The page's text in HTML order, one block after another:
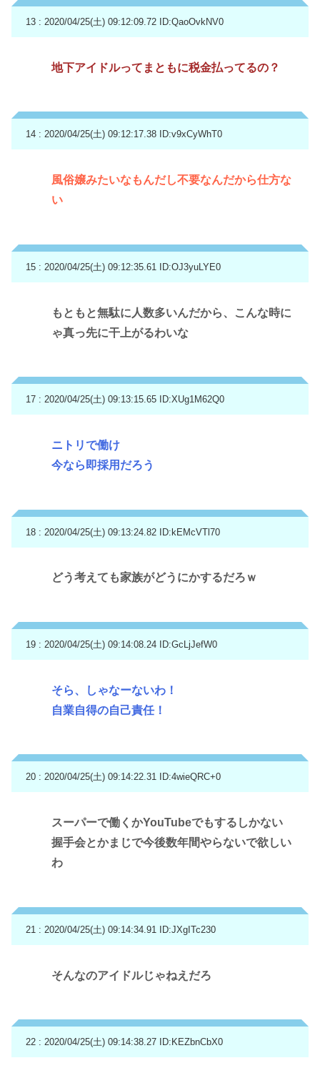
13 : 2020/04/25(土) 09:12:09.72 ID:QaoOvkNV0
地下アイドルってまともに税金払ってるの？
14 : 2020/04/25(土) 09:12:17.38 ID:v9xCyWhT0
風俗嬢みたいなもんだし不要なんだから仕方な
い
15 : 2020/04/25(土) 09:12:35.61 ID:OJ3yuLYE0
もともと無駄に人数多いんだから、こんな時に
ゃ真っ先に干上がるわいな
17 : 2020/04/25(土) 09:13:15.65 ID:XUg1M62Q0
ニトリで働け
今なら即採用だろう
18 : 2020/04/25(土) 09:13:24.82 ID:kEMcVTl70
どう考えても家族がどうにかするだろｗ
19 : 2020/04/25(土) 09:14:08.24 ID:GcLjJefW0
そら、しゃなーないわ！
自業自得の自己責任！
20 : 2020/04/25(土) 09:14:22.31 ID:4wieQRC+0
スーパーで働くかYouTubeでもするしかない
握手会とかまじで今後数年間やらないで欲しい
わ
21 : 2020/04/25(土) 09:14:34.91 ID:JXgITc230
そんなのアイドルじゃねえだろ
22 : 2020/04/25(土) 09:14:38.27 ID:KEZbnCbX0